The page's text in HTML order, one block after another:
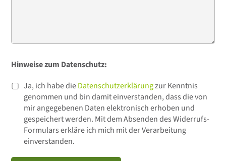
Hinweise zum Datenschutz:
Ja, ich habe dieDatenschutzerklärungzur Kenntnis
genommen und bin damit einverstanden, dass die von
mir angegebenen Daten elektronisch erhoben und
gespeichert werden. Mit dem Absenden des Widerrufs-
Formulars erkläre ich mich mit der Verarbeitung
einverstanden.